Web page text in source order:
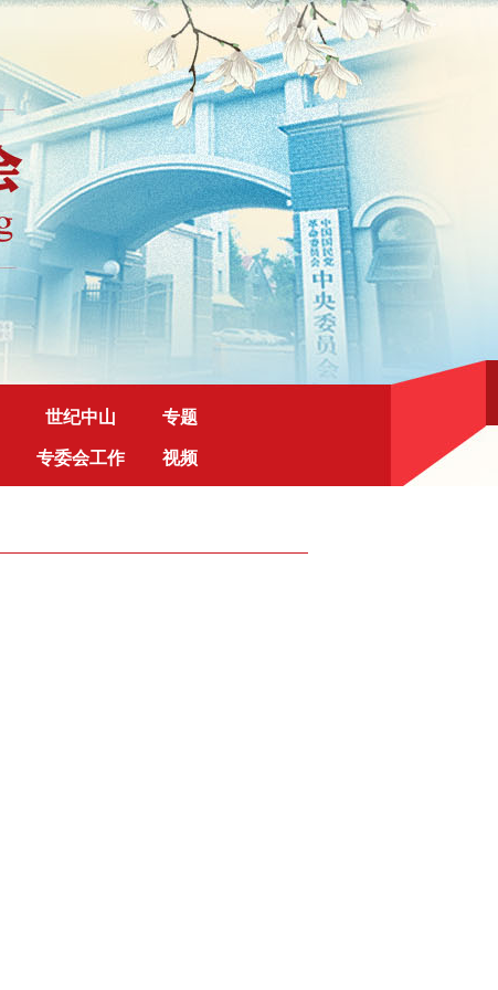
世纪中山 专题
专委会工作 视频